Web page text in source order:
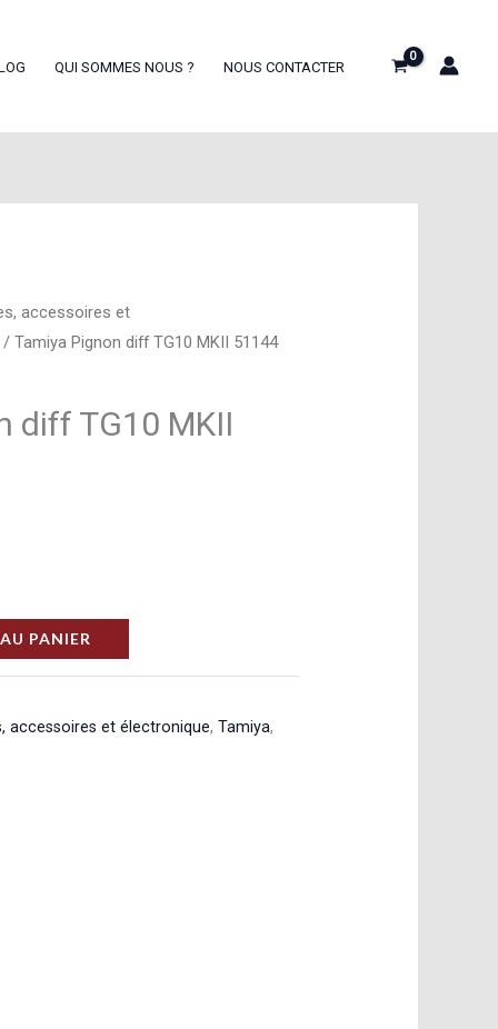
QUI SOMMES NOUS ? NOUS CONTACTER
accessoires et
/ Tamiya Pignon diff TG10 MKII 51144
diff TG10 MKII
PANIER
accessoires et électronique,Tamiya,